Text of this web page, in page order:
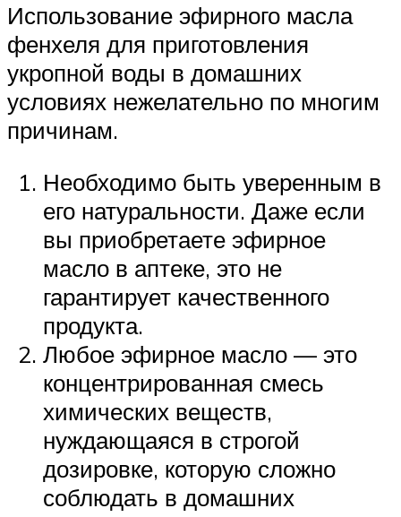
Использование эфирного масла
фенхеля для приготовления
укропной воды в домашних
условиях нежелательно по многим
причинам.
Необходимо быть уверенным в
его натуральности. Даже если
вы приобретаете эфирное
масло в аптеке, это не
гарантирует качественного
продукта.
Любое эфирное масло — это
концентрированная смесь
химических веществ,
нуждающаяся в строгой
дозировке, которую сложно
соблюдать в домашних